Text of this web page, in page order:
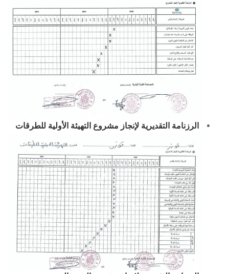
الرزنامة التقديرية لإنجاز مشروع التهيئة الأولية للطرقات